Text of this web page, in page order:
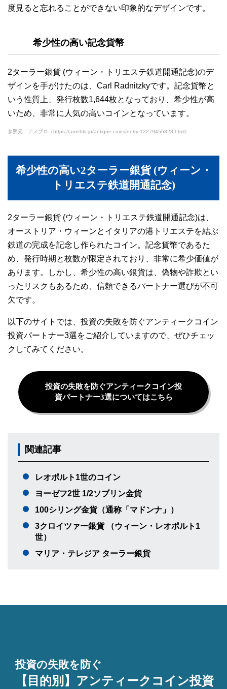
度見ると忘れることができない印象的なデザインです。
希少性の高い記念貨幣
2ターラー銀貨 (ウィーン・トリエステ鉄道開通記念)のデ
ザインを手がけたのは、Carl Radnitzkyです。記念貨幣と
いう性質上、発行枚数1,644枚となっており、希少性が高
いため、非常に人気の高いコインとなっています。
参照元：アメブロ（https://ameblo.jp/antique-coins/entry-12279456328.html）
希少性の高い2ターラー銀貨 (ウィーン・
トリエステ鉄道開通記念)
2ターラー銀貨 (ウィーン・トリエステ鉄道開通記念)は、
オーストリア・ウィーンとイタリアの港トリエステを結ぶ
鉄道の完成を記念し作られたコイン。記念貨幣であるた
め、発行時期と枚数が限定されており、非常に希少価値が
あります。しかし、希少性の高い銀貨は、偽物や詐欺とい
ったリスクもあるため、信頼できるパートナー選びが不可
欠です。
以下のサイトでは、投資の失敗を防ぐアンティークコイン
投資パートナー3選をご紹介していますので、ぜひチェッ
クしてみてください。
投資の失敗を防ぐアンティークコイン投
資パートナー3選についてはこちら
関連記事
レオポルト1世のコイン
ヨーゼフ2世 1/2ソブリン金貨
100シリング金貨（通称「マドンナ」）
3クロイツァー銀貨 （ウィーン・レオポルト1
世）
マリア・テレジア ターラー銀貨
投資の失敗を防ぐ
【目的別】アンティークコイン投資